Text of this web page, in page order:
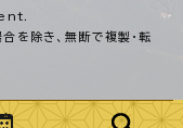
を除き、無断で複製・転